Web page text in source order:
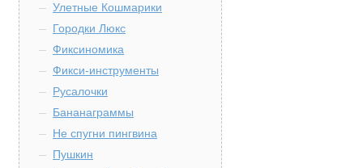
Улетные Кошмарики
Городки Люкс
Фиксиномика
Фикси-инструменты
Русалочки
Бананаграммы
Не спугни пингвина
Пушкин